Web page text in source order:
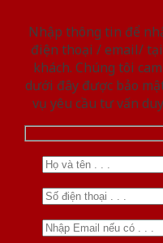
Nhập thông tin để
điện thoại / email/
khách. Chúng tôi
dưới đây được bảo
vụ yêu cầu tư vấn